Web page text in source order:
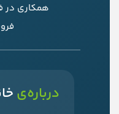
همکاری
درباره‌ی